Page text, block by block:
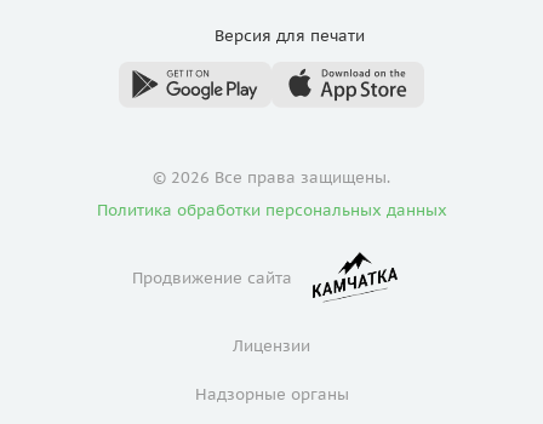
Версия для печати
© 2026 Все права защищены.
Политика обработки персональных данных
Продвижение сайта
Лицензии
Надзорные органы